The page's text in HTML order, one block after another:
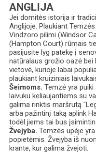
ANGLIJA
Jei domitės istorija ir
Anglijoje. Plaukiant
Vindzoro pilimi (Windsor
(Hampton Court) rūmais
pasijusite lyg patekę į
natūralaus grožio oazė bei
vietovė, kurioje labai
plaukiant kruiziniais
Šeimoms.Temzė yra
laivuku keliaujantiems su
galima rinktis maršrutą
arba pažintinį taką aplink
todėl jiems tai bus
Žvejyba.Temzės upėje
popietėmis. Žvejyba iš
krante, kur galima žvejoti.